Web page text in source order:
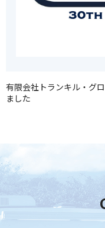
有限会社トランキル・グ
ました